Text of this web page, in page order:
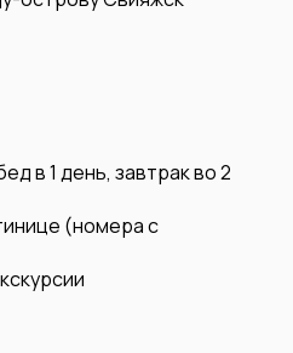
в 1 день, завтрак во 2
(номера с